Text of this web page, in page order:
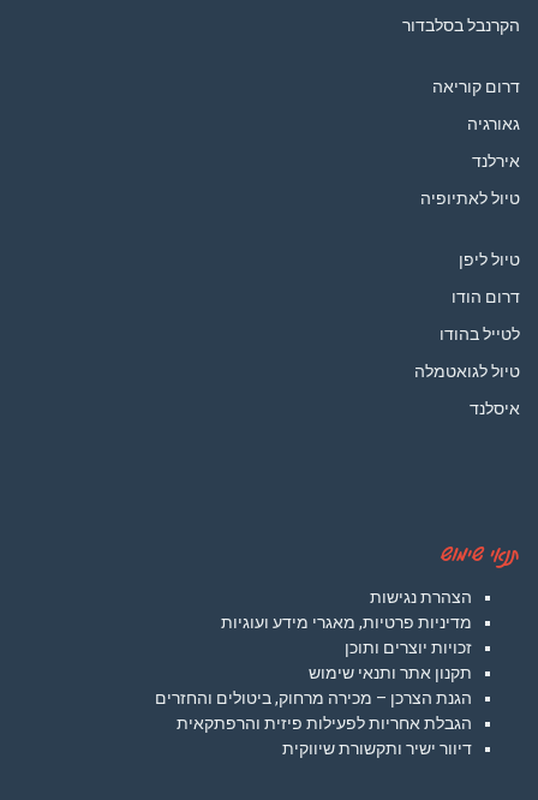
הקרנבל בסלבדור
דרום קוריאה
גאורגיה
אירלנד
טיול לאתיופיה
טיול ליפן
דרום הודו
לטייל בהודו
טיול לגואטמלה
איסלנד
תנאי שימוש
הצהרת נגישות
מדיניות פרטיות, מאגרי מידע ועוגיות
זכויות יוצרים ותוכן
תקנון אתר ותנאי שימוש
הגנת הצרכן – מכירה מרחוק, ביטולים והחזרים
הגבלת אחריות לפעילות פיזית והרפתקאית
דיוור ישיר ותקשורת שיווקית